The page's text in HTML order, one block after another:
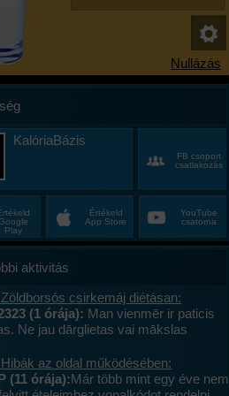
KalóriaBázis
FB csoport
csatlakozás
Play
Értékeld
App Store
YouTube
csatorna
aktivitás
csirkemáj diétásan:
(1 órája): Man vienmēr ir paticis
Ne jau dārglietas vai mākslas
vērtības – stikla pērlītes no vecām
atradu lietotāju tirgū, koku lapas,
starp grāmatu lapām, un dažādas
az oldal működésében:
(11 órája):Már több mint egy éve nem